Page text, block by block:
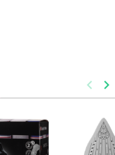
keyboard_arrow_left keyboard_arrow_right